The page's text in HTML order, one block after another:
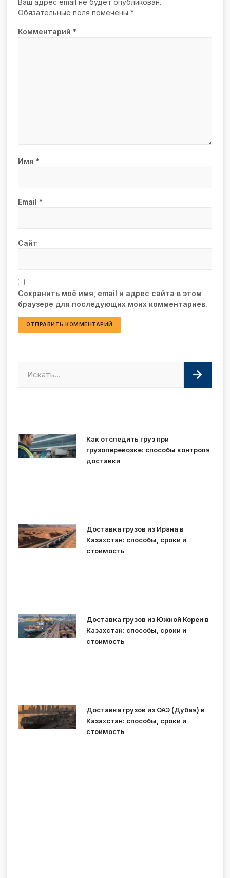
Ваш адрес email не будет опубликован.
Обязательные поля помечены *
Комментарий *
Имя *
Email *
Сайт
Сохранить моё имя, email и адрес сайта в этом
браузере для последующих моих комментариев.
Как отследить груз при
грузоперевозке: способы контроля
доставки
Доставка грузов из Ирана в
Казахстан: способы, сроки и
стоимость
Доставка грузов из Южной Кореи в
Казахстан: способы, сроки и
стоимость
Доставка грузов из ОАЭ (Дубая) в
Казахстан: способы, сроки и
стоимость